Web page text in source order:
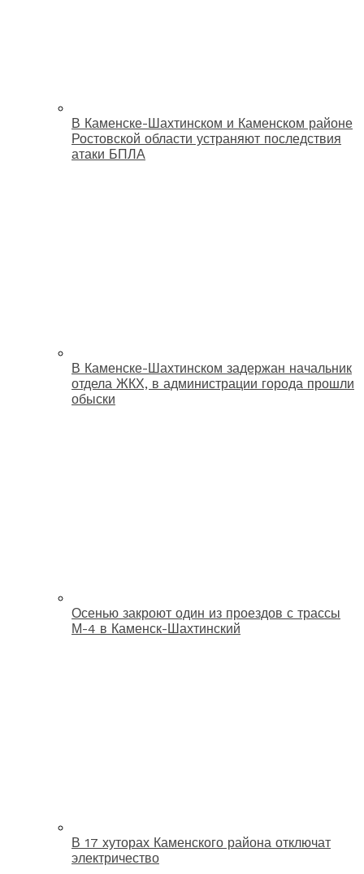
В Каменске-Шахтинском и Каменском районе
Ростовской области устраняют последствия
атаки БПЛА
В Каменске-Шахтинском задержан начальник
отдела ЖКХ, в администрации города прошли
обыски
Осенью закроют один из проездов с трассы
М-4 в Каменск-Шахтинский
В 17 хуторах Каменского района отключат
электричество